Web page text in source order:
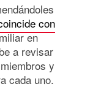
con
en
a revisar
y
cada uno.